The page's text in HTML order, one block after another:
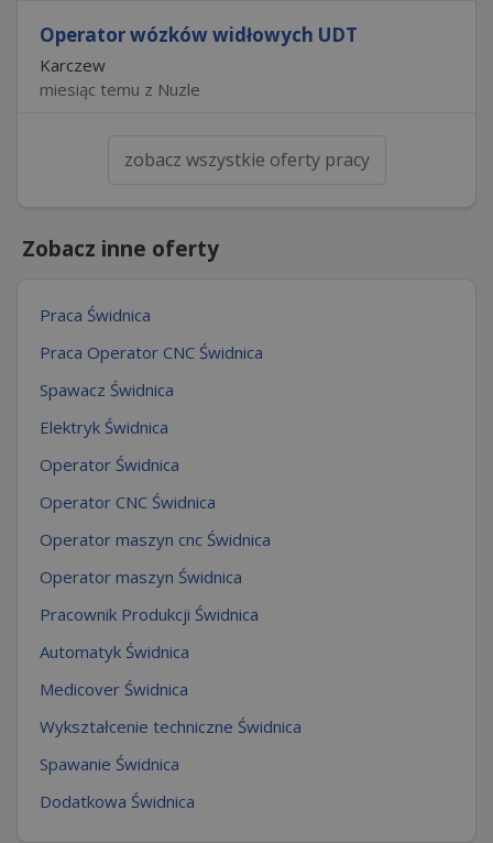
Operator wózków widłowych UDT
Karczew
miesiąc temu z Nuzle
zobacz wszystkie oferty pracy
Zobacz inne oferty
Praca Świdnica
Praca Operator CNC Świdnica
Spawacz Świdnica
Elektryk Świdnica
Operator Świdnica
Operator CNC Świdnica
Operator maszyn cnc Świdnica
Operator maszyn Świdnica
Pracownik Produkcji Świdnica
Automatyk Świdnica
Medicover Świdnica
Wykształcenie techniczne Świdnica
Spawanie Świdnica
Dodatkowa Świdnica